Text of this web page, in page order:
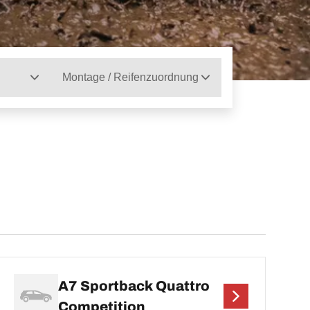
Montage / Reifenzuordnung
A7 Sportback Quattro
Competition